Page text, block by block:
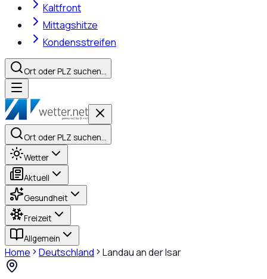
Kaltfront
Mittagshitze
Kondensstreifen
Ort oder PLZ suchen…
Ort oder PLZ suchen…
Wetter
Aktuell
Gesundheit
Freizeit
Allgemein
Home Deutschland Landau an der Isar